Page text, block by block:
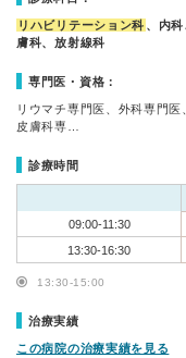
リハビリテーション科 、内
膚科、放射線科
専門医・資格：
リウマチ専門医、外科専門
皮膚科専…
診療時間
09:00-11:30
13:30-16:30
13:30-15:00
治療実績
この病院の治療実績を見る